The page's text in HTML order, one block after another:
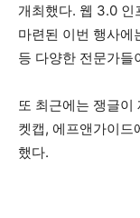
개최했다. 웹 3.0 인
마련된 이번 행사
등 다양한 전문가들
또 최근에는 쟁글
켓캡, 에프앤가이드
했다.